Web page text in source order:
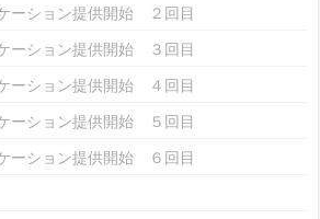
ーション提供開始 ２回目
ーション提供開始 ３回目
ーション提供開始 ４回目
ーション提供開始 ５回目
ーション提供開始 ６回目